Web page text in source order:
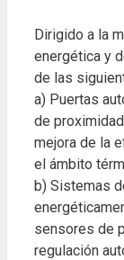
Dirigido a la
energética y
de las
a) Puertas
de
mejora de la
el ámbito
b) Sistemas
sensores de
regulación